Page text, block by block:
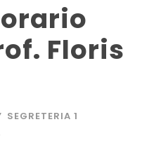
Floris
SEGRETERIA 1